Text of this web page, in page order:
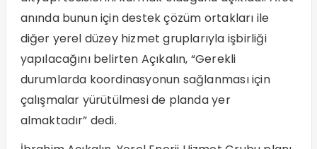
anında bunun için destek çözüm ortakları ile
diğer yerel düzey hizmet gruplarıyla işbirliği
yapılacağını belirten Açıkalın, “Gerekli
durumlarda koordinasyonun sağlanması için
çalışmalar yürütülmesi de planda yer
almaktadır” dedi.